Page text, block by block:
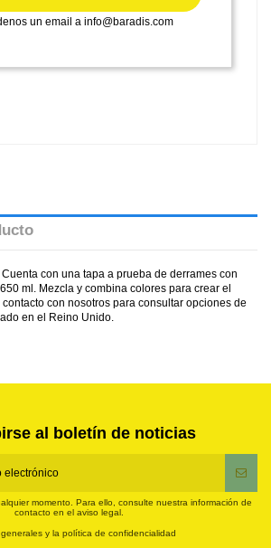
un email a info@baradis.com
con una tapa a prueba de derrames con
ml. Mezcla y combina colores para crear el
con nosotros para consultar opciones de
en el Reino Unido.
al boletín de noticias
momento. Para ello, consulte nuestra información de
contacto en el aviso legal.
y la política de confidencialidad